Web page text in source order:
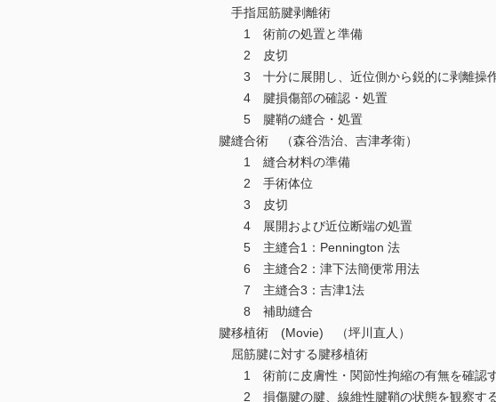
手指屈筋腱剥離術
1 術前の処置と準備
2 皮切
3 十分に展開し、近位側から鋭的に剥離操作
4 腱損傷部の確認・処置
5 腱鞘の縫合・処置
腱縫合術 （森谷浩治、吉津孝衛）
1 縫合材料の準備
2 手術体位
3 皮切
4 展開および近位断端の処置
5 主縫合1：Pennington 法
6 主縫合2：津下法簡便常用法
7 主縫合3：吉津1法
8 補助縫合
腱移植術 (Movie) （坪川直人）
屈筋腱に対する腱移植術
1 術前に皮膚性・関節性拘縮の有無を確認
2 損傷腱の腱、線維性腱鞘の状態を観察す